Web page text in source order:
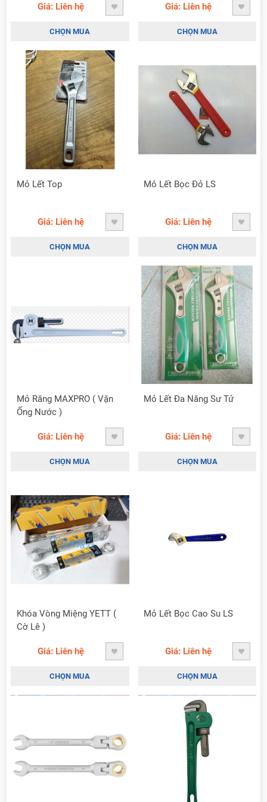
Giá: Liên hệ
CHỌN MUA
Giá: Liên hệ
CHỌN MUA
Mỏ Lết Top
Giá: Liên hệ
CHỌN MUA
Mỏ Lết Bọc Đỏ LS
Giá: Liên hệ
CHỌN MUA
Mỏ Răng MAXPRO ( Vặn
Ống Nước )
Giá: Liên hệ
CHỌN MUA
Mỏ Lết Đa Năng Sư Tử
Giá: Liên hệ
CHỌN MUA
Khóa Vòng Miệng YETT (
Cờ Lê )
Giá: Liên hệ
CHỌN MUA
Mỏ Lết Bọc Cao Su LS
Giá: Liên hệ
CHỌN MUA